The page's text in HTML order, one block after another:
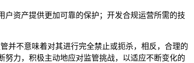
资产提供更加可靠的保护；开发合规运营所需的技
并不意味着对其进行完全禁止或扼杀，相反，合理的
努力，积极主动地应对监管挑战，以适应不断变化的